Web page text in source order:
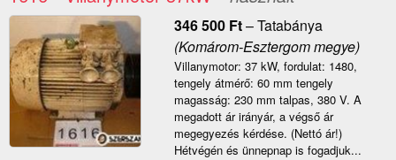
346 500 Ft–Tatabánya
(Komárom-Esztergom megye)
Villanymotor: 37 kW, fordulat: 1480,
tengely átmérő: 60 mm tengely
magasság: 230 mm talpas, 380 V. A
megadott ár irányár, a végső ár
megegyezés kérdése. (Nettó ár!)
Hétvégén és ünnepnap is fogadjuk...